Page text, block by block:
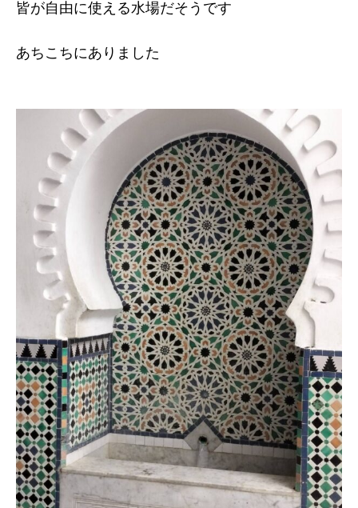
皆が自由に使える水場だそうです
あちこちにありました